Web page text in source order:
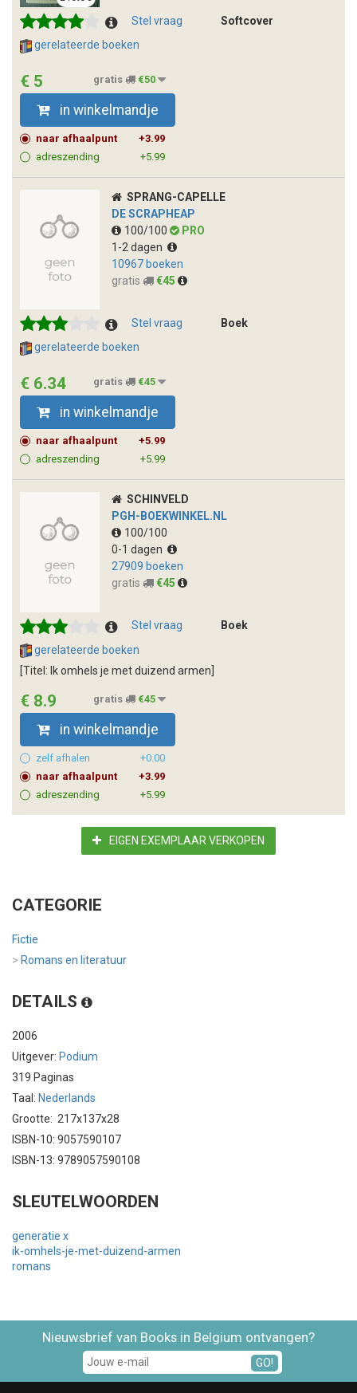
Stel vraag
Softcover
gerelateerde boeken
€ 5 gratis €50
in winkelmandje
naar afhaalpunt
+3.99
adreszending
+5.99
SPRANG-CAPELLE
DE SCRAPHEAP
100/100
PRO
1-2 dagen
10967 boeken
gratis
€45
Stel vraag
Boek
gerelateerde boeken
€ 6.34 gratis €45
in winkelmandje
naar afhaalpunt
+5.99
adreszending
+5.99
SCHINVELD
PGH-BOEKWINKEL.NL
100/100
0-1 dagen
27909 boeken
gratis
€45
Stel vraag
Boek
gerelateerde boeken
[Titel: Ik omhels je met duizend armen]
€ 8.9 gratis €45
in winkelmandje
zelf afhalen
+0.00
naar afhaalpunt
+3.99
adreszending
+5.99
EIGEN EXEMPLAAR VERKOPEN
CATEGORIE
Fictie
> Romans en literatuur
DETAILS
2006
Uitgever: Podium
319 Paginas
Taal: Nederlands
Grootte: 217x137x28
ISBN-10: 9057590107
ISBN-13: 9789057590108
SLEUTELWOORDEN
generatie x
ik-omhels-je-met-duizend-armen
romans
Nieuwsbrief van Books in Belgium ontvangen?
GO!